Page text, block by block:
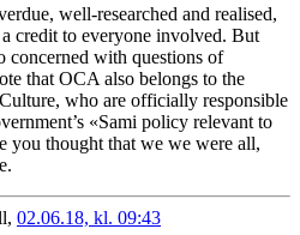
well-researched and realised,
credit to everyone involved. But
concerned with questions of
that OCA also belongs to the
who are officially responsible
«Sami policy relevant to
you thought that we we were all,
02.06.18, kl. 09:43